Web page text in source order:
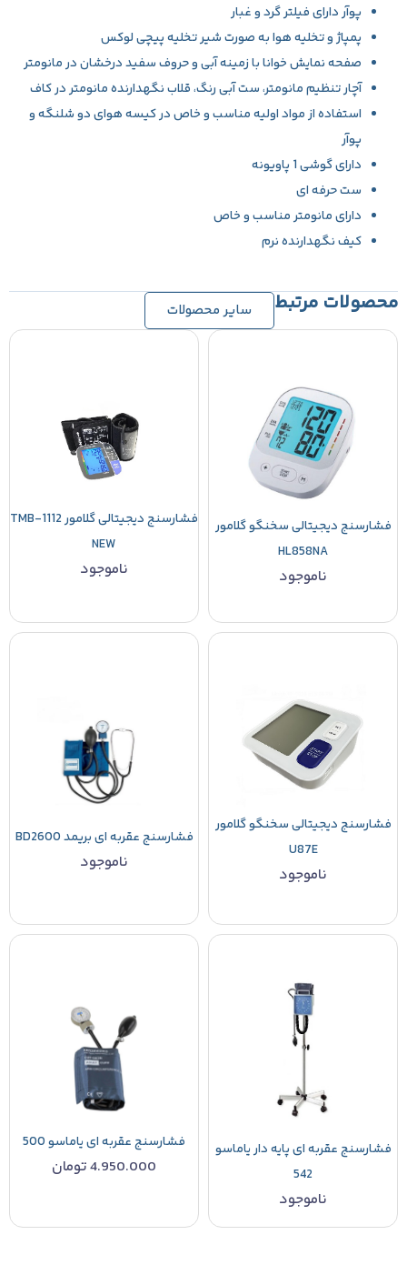
پوآر دارای فیلتر گرد و غبار
پمپاژ و تخلیه هوا به صورت شیر تخلیه پیچی لوکس
صفحه نمایش خوانا با زمینه آبی و حروف سفید درخشان در مانومتر
آچار تنظیم مانومتر، ست آبی رنگ، قلاب نگهدارنده مانومتر در کاف
استفاده از مواد اولیه مناسب و خاص در کیسه هوای دو شلنگه و
پوآر
دارای گوشی 1 پاویونه
ست حرفه ای
دارای مانومتر مناسب و خاص
کیف نگهدارنده نرم
محصولات مرتبط سایر محصولات
فشارسنج دیجیتالی سخنگو گلامور
HL858NA
ناموجود
فشارسنج دیجیتالی گلامور TMB-1112
NEW
ناموجود
فشارسنج دیجیتالی سخنگو گلامور
U87E
ناموجود
فشارسنج عقربه ای بریمد BD2600
ناموجود
فشارسنج عقربه ای پایه دار یاماسو
542
ناموجود
فشارسنج عقربه ای یاماسو 500
4.950.000تومان